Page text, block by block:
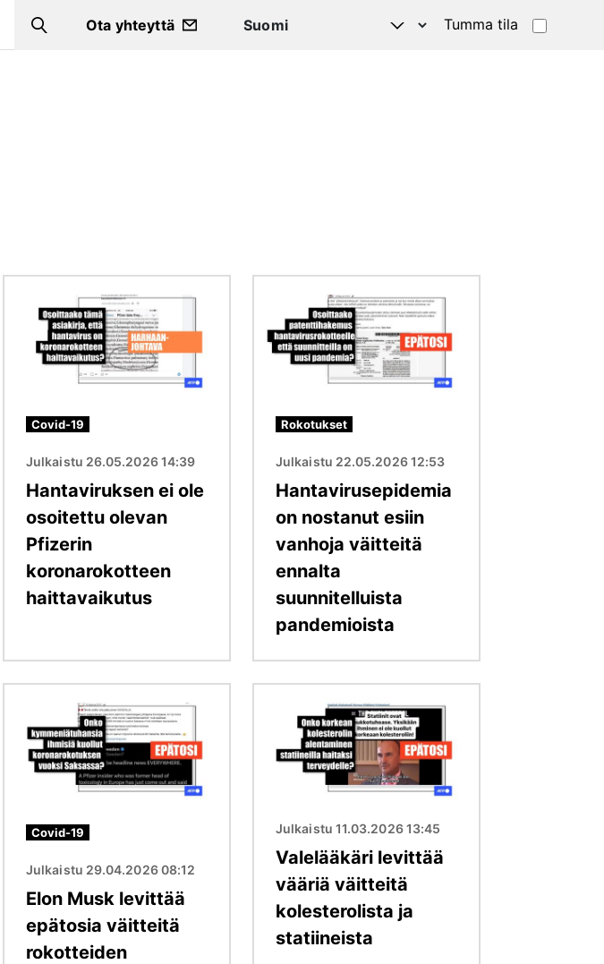
Search
Ota yhteyttä Tumma tila
Covid-19
Julkaistu 26.05.2026 14:39
Hantaviruksen ei ole
osoitettu olevan
Pfizerin
koronarokotteen
haittavaikutus
Rokotukset
Julkaistu 22.05.2026 12:53
Hantavirusepidemia
on nostanut esiin
vanhoja väitteitä
ennalta
suunnitelluista
pandemioista
Covid-19
Julkaistu 29.04.2026 08:12
Elon Musk levittää
epätosia väitteitä
rokotteiden
Julkaistu 11.03.2026 13:45
Valelääkäri levittää
vääriä väitteitä
kolesterolista ja
statiineista